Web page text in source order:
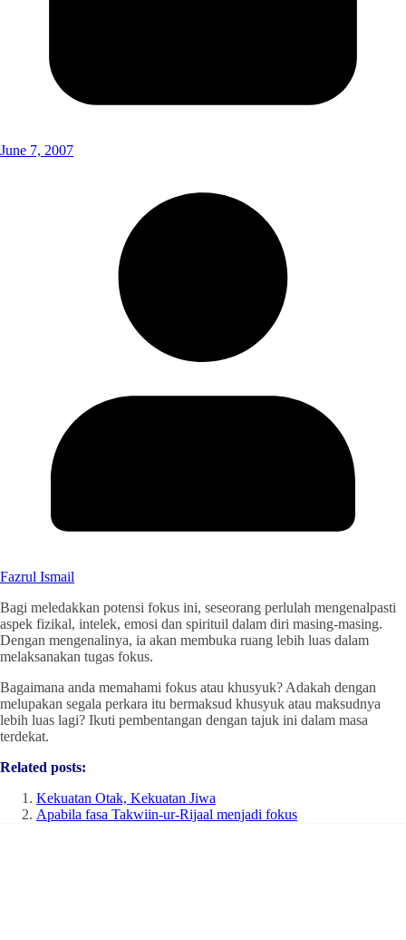
June 7, 2007
Fazrul Ismail
Bagi meledakkan potensi fokus ini, seseorang perlulah mengenalpasti
aspek fizikal, intelek, emosi dan spirituil dalam diri masing-masing.
Dengan mengenalinya, ia akan membuka ruang lebih luas dalam
melaksanakan tugas fokus.
Bagaimana anda memahami fokus atau khusyuk? Adakah dengan
melupakan segala perkara itu bermaksud khusyuk atau maksudnya
lebih luas lagi? Ikuti pembentangan dengan tajuk ini dalam masa
terdekat.
Related posts:
Kekuatan Otak, Kekuatan Jiwa
Apabila fasa Takwiin-ur-Rijaal menjadi fokus